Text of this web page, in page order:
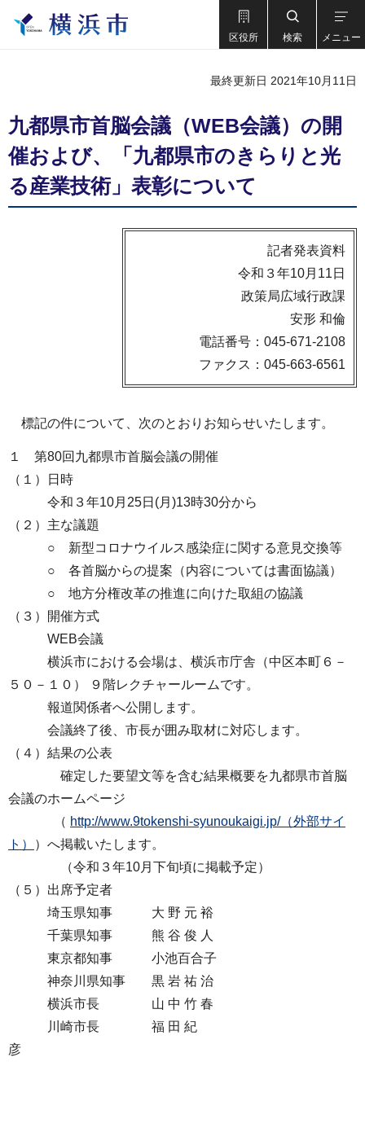
区役所 検索 メニュー
最終更新日 2021年10月11日
九都県市首脳会議（WEB会議）の開
催および、「九都県市のきらりと光
る産業技術」表彰について
記者発表資料
令和３年10月11日
政策局広域行政課
安形 和倫
電話番号：045-671-2108
ファクス：045-663-6561
標記の件について、次のとおりお知らせいたします。
１ 第80回九都県市首脳会議の開催
（１）日時
令和３年10月25日(月)13時30分から
（２）主な議題
○ 新型コロナウイルス感染症に関する意見交換等
○ 各首脳からの提案（内容については書面協議）
○ 地方分権改革の推進に向けた取組の協議
（３）開催方式
WEB会議
横浜市における会場は、横浜市庁舎（中区本町６－
５０－１０） ９階レクチャールームです。
報道関係者へ公開します。
会議終了後、市長が囲み取材に対応します。
（４）結果の公表
確定した要望文等を含む結果概要を九都県市首脳
会議のホームページ
（ http://www.9tokenshi-syunoukaigi.jp/（外部サイ
ト）
）へ掲載いたします。
（令和３年10月下旬頃に掲載予定）
（５）出席予定者
埼玉県知事 大 野 元 裕
千葉県知事 熊 谷 俊 人
東京都知事 小池百合子
神奈川県知事 黒 岩 祐 治
横浜市長 山 中 竹 春
川崎市長 福 田 紀
彦